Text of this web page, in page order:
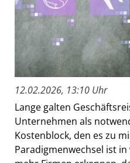
12.02.2026, 13:10 Uhr
Lange galten
Unternehmen als
Kostenblock, den es zu
Paradigmenwechsel ist